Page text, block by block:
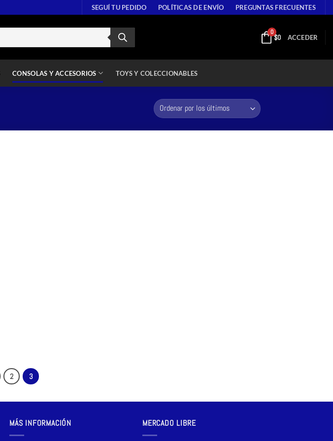
SEGUÍ TU PEDIDO POLÍTICAS DE ENVÍO PREGUNTAS FRECUENTES
0
$0 ACCEDER
CONSOLAS Y ACCESORIOS TOYS Y COLECCIONABLES
2 3
MÁS INFORMACIÓN MERCADO LIBRE